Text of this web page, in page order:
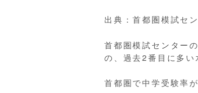
出典：首都圏模試セ
首都圏模試センター
の、過去2番目に多い
首都圏で中学受験率